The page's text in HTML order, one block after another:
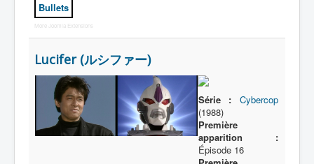
Bullets
More Joomla Extensions
Lucifer (ルシファー)
Série :
Cybercop
(1988)
Première
apparition :
Épisode 16